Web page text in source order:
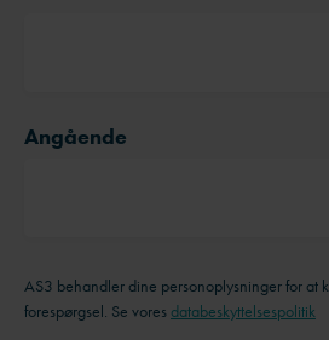
Angående
AS3 behandler dine personoplysninger for at
forespørgsel. Se vores databeskyttelsespolitik